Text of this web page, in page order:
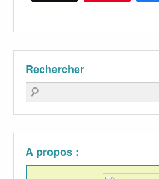
Rechercher
Recherche
A propos :